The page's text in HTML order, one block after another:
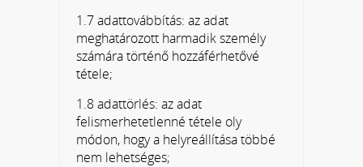
1.7 adattovábbítás: az adat
meghatározott harmadik személy
számára történő hozzáférhetővé
tétele;
1.8 adattörlés: az adat
felismerhetetlenné tétele oly
módon, hogy a helyreállítása többé
nem lehetséges;